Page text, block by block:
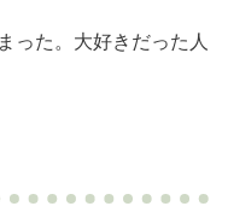
った。大好きだった人